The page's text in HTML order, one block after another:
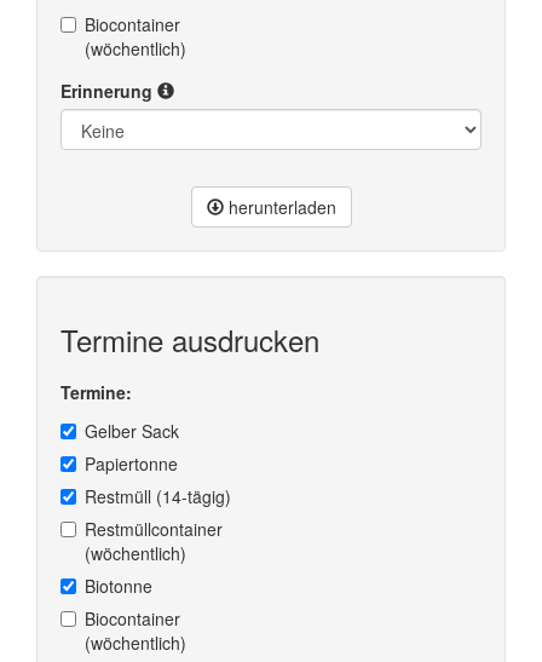
Biocontainer
(wöchentlich)
Erinnerung
herunterladen
Termine ausdrucken
Termine:
Gelber Sack
Papiertonne
Restmüll (14-tägig)
Restmüllcontainer
(wöchentlich)
Biotonne
Biocontainer
(wöchentlich)